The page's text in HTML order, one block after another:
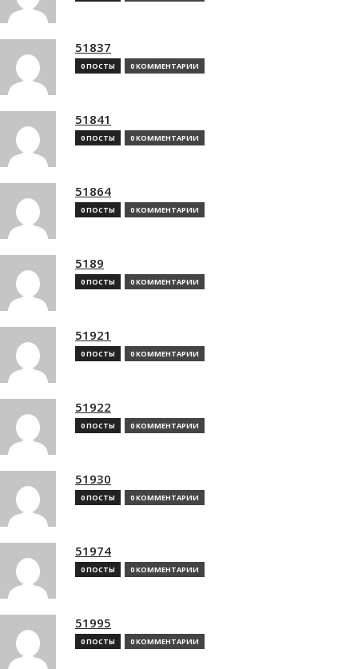
51837
0 ПОСТЫ 0 КОММЕНТАРИИ
51841
0 ПОСТЫ 0 КОММЕНТАРИИ
51864
0 ПОСТЫ 0 КОММЕНТАРИИ
5189
0 ПОСТЫ 0 КОММЕНТАРИИ
51921
0 ПОСТЫ 0 КОММЕНТАРИИ
51922
0 ПОСТЫ 0 КОММЕНТАРИИ
51930
0 ПОСТЫ 0 КОММЕНТАРИИ
51974
0 ПОСТЫ 0 КОММЕНТАРИИ
51995
0 ПОСТЫ 0 КОММЕНТАРИИ